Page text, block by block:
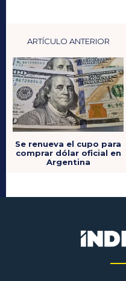
ARTÍCULO ANTERIOR
Se renueva el cupo para
comprar dólar oficial en
Argentina